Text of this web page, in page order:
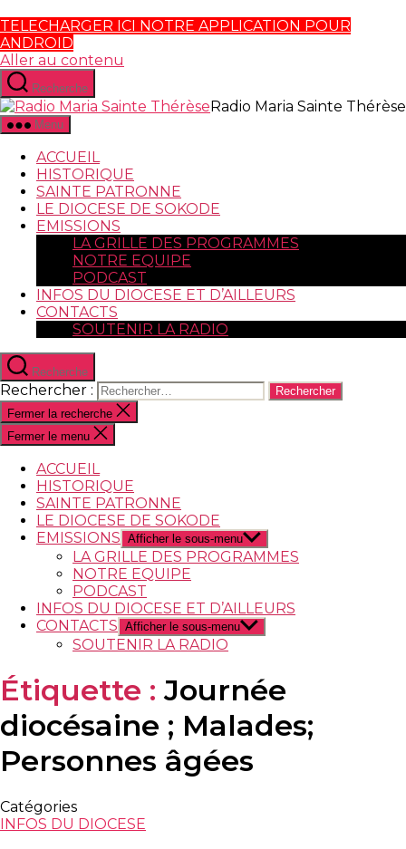
TELECHARGER ICI NOTRE APPLICATION POUR
ANDROID
Aller au contenu
Recherche
Radio Maria Sainte Thérèse
Menu
ACCUEIL
HISTORIQUE
SAINTE PATRONNE
LE DIOCESE DE SOKODE
EMISSIONS
LA GRILLE DES PROGRAMMES
NOTRE EQUIPE
PODCAST
INFOS DU DIOCESE ET D’AILLEURS
CONTACTS
SOUTENIR LA RADIO
Recherche
Rechercher :
Fermer la recherche
Fermer le menu
ACCUEIL
HISTORIQUE
SAINTE PATRONNE
LE DIOCESE DE SOKODE
EMISSIONS Afficher le sous-menu
LA GRILLE DES PROGRAMMES
NOTRE EQUIPE
PODCAST
INFOS DU DIOCESE ET D’AILLEURS
CONTACTS Afficher le sous-menu
SOUTENIR LA RADIO
Étiquette : Journée
diocésaine ; Malades;
Personnes âgées
Catégories
INFOS DU DIOCESE